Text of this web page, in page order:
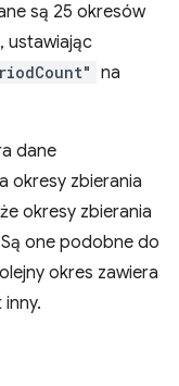
są 25 okresów
ustawiając
na
dane
okresy zbierania
okresy zbierania
one podobne do
okres zawiera